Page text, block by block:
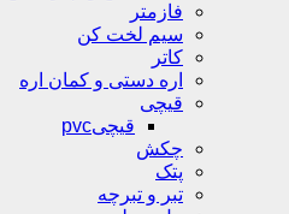
فازمتر
سیم لخت کن
کاتر
اره دستی و کمان اره
قیچی
قیچیpvc
چکش
پتک
تبر و تبرچه